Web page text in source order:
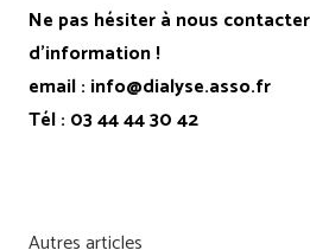
Ne pas hésiter à nous
d’information !
email : info@dialyse.asso.fr
Tél : 03 44 44 30 42